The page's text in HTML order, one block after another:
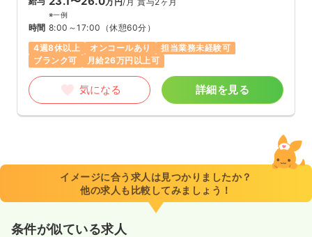
※一例
時間 8:00～17:00 （休憩60分）
4週8休以上
オンコールあり
担当業務未経験可
ブランク可
月給26万円以上可
気になる 詳細を見る
イメージに合う求人は見つかりましたか？
他の求人も比較してみましょう！
条件が似ている求人